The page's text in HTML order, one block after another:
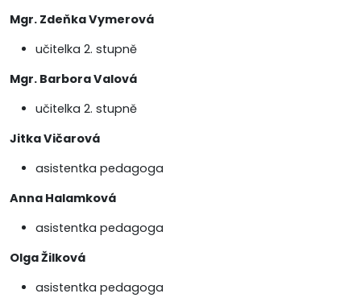
Mgr. Zdeňka Vymerová
učitelka 2. stupně
Mgr. Barbora Valová
učitelka 2. stupně
Jitka Vičarová
asistentka pedagoga
Anna Halamková
asistentka pedagoga
Olga Žilková
asistentka pedagoga